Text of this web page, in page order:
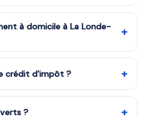
le formulaire pour recevoir
en 2 minutes. Notre équipe
notre organisme partenaire
vous recevez des
heure. Service gratuit et
à domicile à La Londe-
+
à votre domicile à
le 83. Le professeur se
crédit d'impôt ? +
droit à 50% de crédit
du CGI). Concrètement,
? +